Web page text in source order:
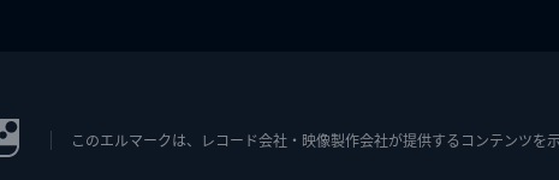
このエルマークは、レコード会社・映像製作会社が提供するコンテンツを